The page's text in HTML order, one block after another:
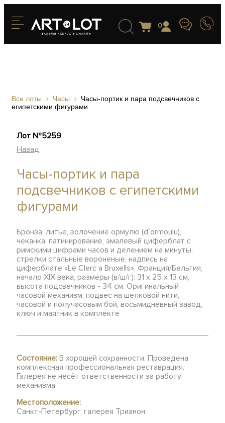
0
Все лоты Часы
Часы-портик и пара подсвечников с
египетскими фигурами
Лот №5259
Назад
Часы-портик и пара
подсвечников с египетскими
фигурами
Бронза, литье, золочение ормулю (d`ormoulu),
чеканка, патинирование, эмалевый циферблат с
римскими цифрами часов и делением на минуты,
стрелки стальные вороненые, надпись на
циферблате «Le Clerc a Bruxells», Франция/Бельгия,
начало XIX века, размеры (в/ш/г): 31 х 25 х 13 см,
высота подсвечников - 34 см. Оригинальный
часовой механизм, подвес на шелковой нити,
часовой и получасовым бой, восьмидневный завод,
ключ и маятник в комплекте
Состояние: В хорошей сохранности. Проведена
комплексная профессиональная реставрация.
Галерея не несёт ответственности за работу
механизма
Местоположение:
Санкт-Петербург, галерея Трианон